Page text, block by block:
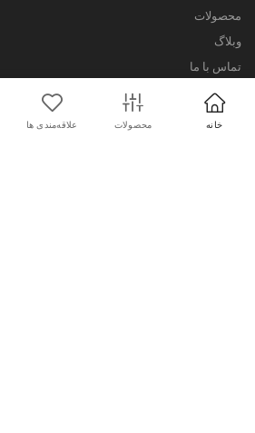
محصولات
وبلاگ
تماس با ما
آدرس شعب
درباره ما
خانه محصولات علاقه‌مندی ها